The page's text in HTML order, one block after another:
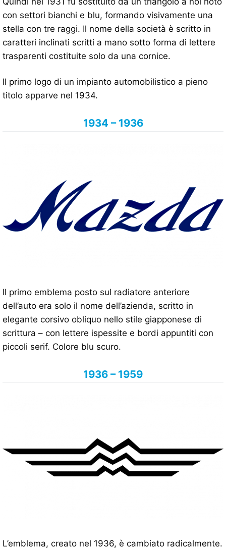
con settori bianchi e blu, formando visivamente una
stella con tre raggi. Il nome della società è scritto in
caratteri inclinati scritti a mano sotto forma di lettere
trasparenti costituite solo da una cornice.
Il primo logo di un impianto automobilistico a pieno
titolo apparve nel 1934.
1934 – 1936
Il primo emblema posto sul radiatore anteriore
dell’auto era solo il nome dell’azienda, scritto in
elegante corsivo obliquo nello stile giapponese di
scrittura – con lettere ispessite e bordi appuntiti con
piccoli serif. Colore blu scuro.
1936 – 1959
L’emblema, creato nel 1936, è cambiato radicalmente.